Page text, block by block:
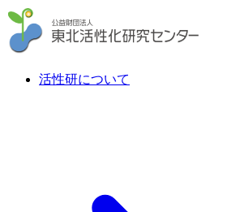
活性研について